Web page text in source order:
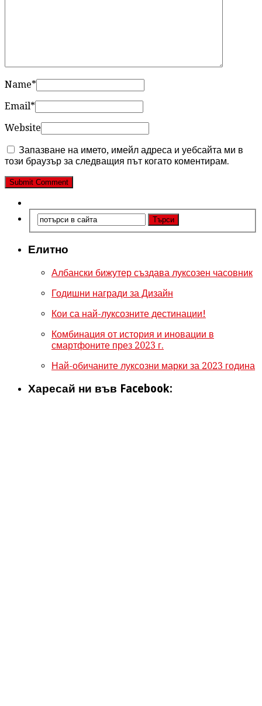
Name*
Email*
Website
Запазване на името, имейл адреса и уебсайта ми в
този браузър за следващия път когато коментирам.
Елитно
Албански бижутер създава луксозен часовник
Годишни награди за Дизайн
Кои са най-луксозните дестинации!
Комбинация от история и иновации в
смартфоните през 2023 г.
Най-обичаните луксозни марки за 2023 година
Харесай ни във Facebook: